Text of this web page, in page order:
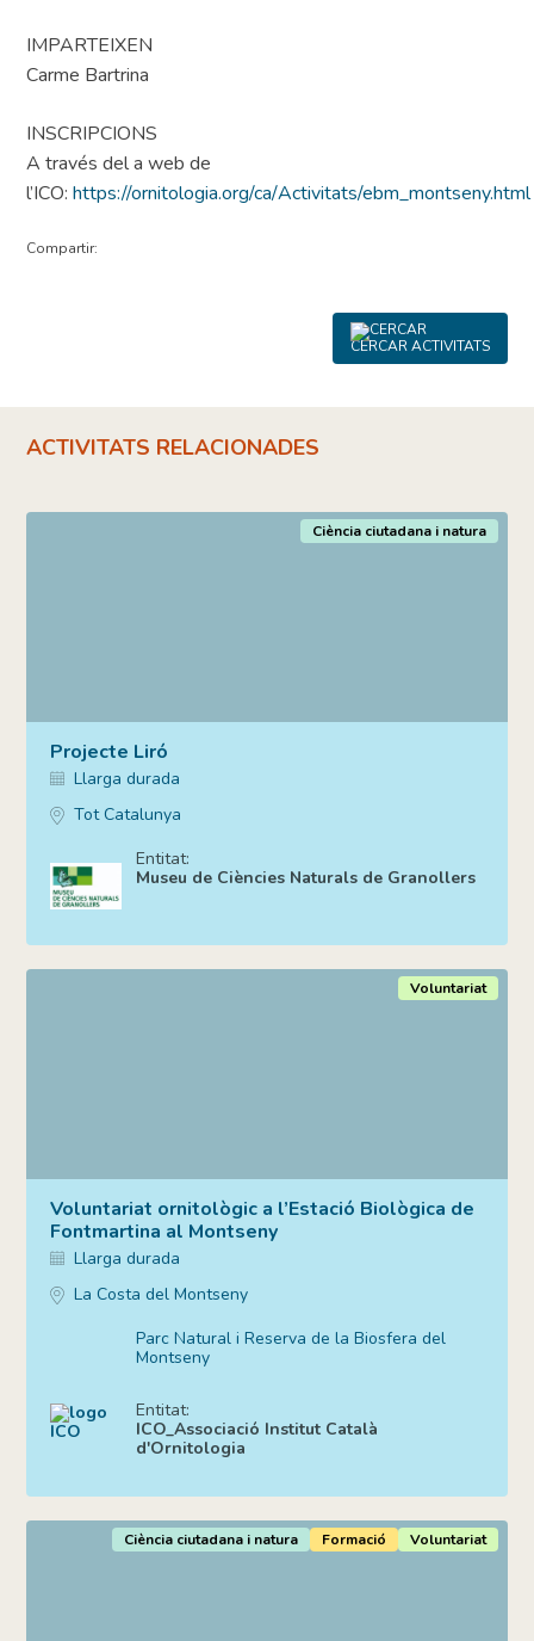
IMPARTEIXEN
Carme Bartrina
INSCRIPCIONS
A través del a web de
l’ICO:https://ornitologia.org/ca/Activitats/ebm_montseny.html
Compartir:
CERCAR ACTIVITATS
ACTIVITATS RELACIONADES
Projecte Liró
Llarga durada
Tot Catalunya
Ciència ciutadana i natura
Entitat:
Museu de Ciències Naturals de Granollers
Voluntariat ornitològic a l’Estació Biològica de
Fontmartina al Montseny
Llarga durada
La Costa del Montseny
Voluntariat
Parc Natural i Reserva de la Biosfera del
Montseny
Entitat:
ICO_Associació Institut Català
d'Ornitologia
Ciència ciutadana i natura Formació Voluntariat